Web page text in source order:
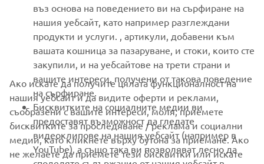
НОВИНАРСКИ БЮЛЕТИН
Бъдете първите, които ще научат за най-новите оферти,
специални събития, нови модели и много други
АБОНИРАНЕ
Прочетете нашата Политика за поверителност, за да научите
въз основа на поведението ви на сърфиране на
нашия уебсайт, като например разглеждани
продукти и услуги. , артикули, добавени към
вашата кошница за пазаруване, и стоки, които сте
закупили, и на уебсайтове на трети страни и
вашите интереси, получени от такова поведение
на сърфиране.
Бисквитките на социалните медии ви
предоставят възможност да гледате
видеоклипове на нашия уебсайт (например в
YouTube), а също така ви позволяват лесно да
Ако искате да получите цялата функционалност на
нашия уебсайт и да видите оферти и реклами,
съобразени с вашите интереси, моля, приемете
бисквитките за проследяване / реклама и социални
медии, като кликнете върху бутона за приемане. Ако
не желаете да приемете тези бисквитки или искате